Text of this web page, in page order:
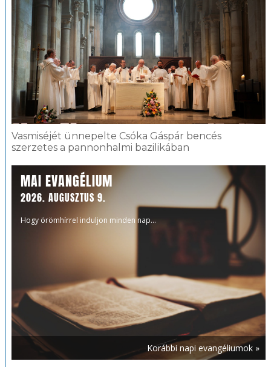
Vasmiséjét ünnepelte Csóka Gáspár bencés
szerzetes a pannonhalmi bazilikában
MAI EVANGÉLIUM
2026. AUGUSZTUS 9.
Hogy örömhírrel induljon minden nap...
Korábbi napi evangéliumok »